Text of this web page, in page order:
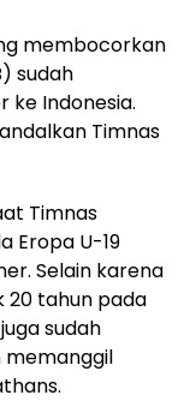
membocorkan
sudah
ke Indonesia.
Timnas
Timnas
Eropa U-19
Selain karena
20 tahun pada
sudah
memanggil